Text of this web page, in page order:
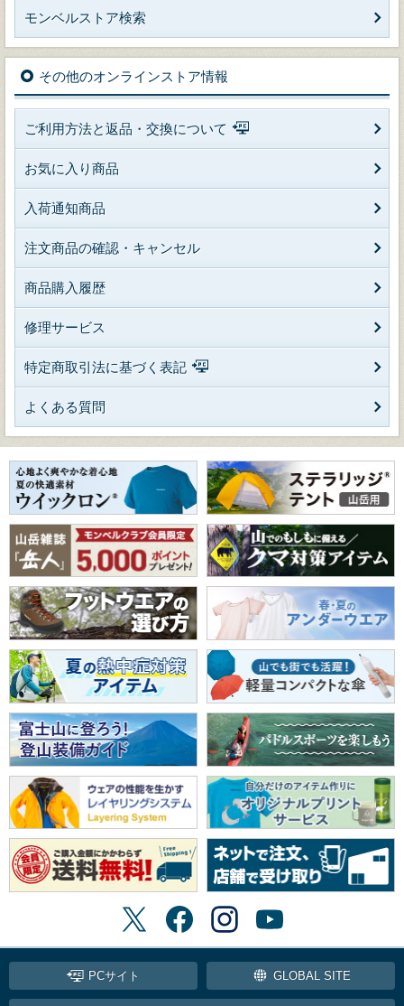
モンベルストア検索
その他のオンラインストア情報
ご利用方法と返品・交換について
お気に入り商品
入荷通知商品
注文商品の確認・キャンセル
商品購入履歴
修理サービス
特定商取引法に基づく表記
よくある質問
PCサイト GLOBAL SITE